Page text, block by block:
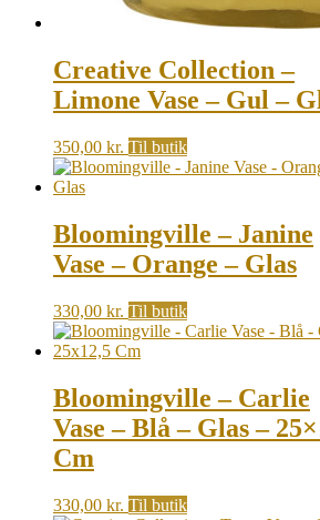
Creative Collection –
Limone Vase – Gul –
350,00 kr. Til butik
Bloomingville – Janine
Vase – Orange – Glas
330,00 kr. Til butik
Bloomingville – Carlie
Vase – Blå – Glas –
Cm
330,00 kr. Til butik